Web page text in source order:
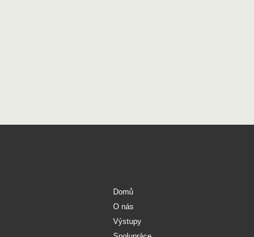
Domů
O nás
Výstupy